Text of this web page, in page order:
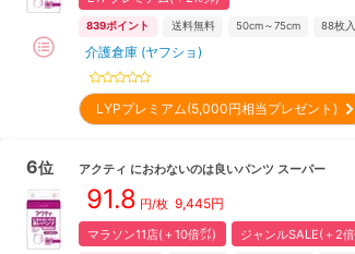
839ポイント 送料無料 50cm～75cm 88枚入
介護倉庫 (ヤフショ)
LYPプレミアム(5,000円相当プレゼント)
6位 アクティ におわないのは良いパンツ スーパー
91.8 円/枚 9,445円
マラソン11店(＋10倍㌽) ジャンルSALE(＋2